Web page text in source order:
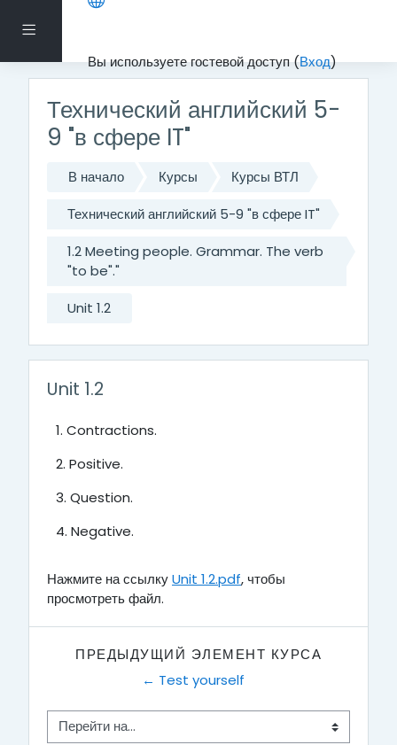
Боковая панель
Вы используете гостевой доступ (Вход)
Перейти к основному содержанию
Технический английский 5-
9 "в сфере IT"
В начало Курсы
Курсы ВТЛ
Технический английский 5-9 "в сфере IT"
1.2 Meeting people. Grammar. The verb
"to be"."
Unit 1.2
Unit 1.2
1. Contractions.
2. Positive.
3. Question.
4. Negative.
Нажмите на ссылкуUnit 1.2.pdf, чтобы
просмотреть файл.
ПРЕДЫДУЩИЙ ЭЛЕМЕНТ КУРСА
← Test yourself
Перейти на...